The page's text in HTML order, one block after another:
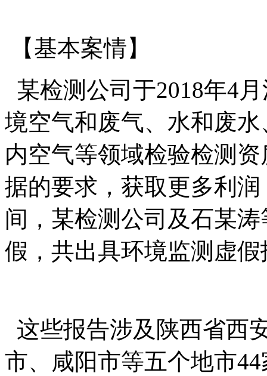
【基本案情】
某检测公司于2018年4
境空气和废气、水和废
内空气等领域检验检测
据的要求，获取更多利润
间，某检测公司及石某
假，共出具环境监测虚假
这些报告涉及陕西省西
市、咸阳市等五个地市